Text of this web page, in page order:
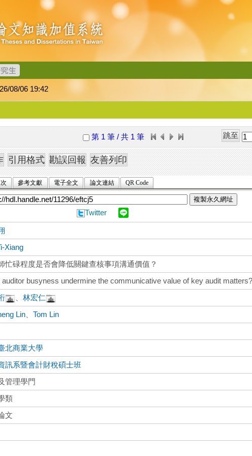
08/06 19:42
第 1 筆 / 共 1 筆
參考文獻 電子全文 論文連結 QR Code
複製永久網址
Twitter
Xiang
忙碌程度是否會降低關鍵查核事項溝通價值？
auditor busyness undermine the communicative value of key audit matters?
、林宏仁
Lin 、Tom Lin
北商業大學
訊系暨會計財稅碩士班
管理學門
類
文